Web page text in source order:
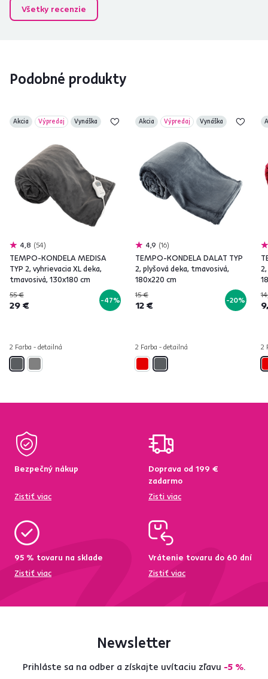
Všetky recenzie
Podobné produkty
Akcia Výpredaj Vynáška
4,8 54
TEMPO-KONDELA MEDISA
TYP 2, vyhrievacia XL deka,
tmavosivá, 130x180 cm
55 €
29 € -47%
2 Farba - detailná
Akcia Výpredaj Vynáška
4,9 16
TEMPO-KONDELA DALAT TYP
2, plyšová deka, tmavosivá,
180x220 cm
15 €
12 € -20%
2 Farba - detailná 2
Bezpečný nákup
Zistiť viac
Doprava od 199 €
zadarmo
Zisti viac
95 % tovaru na sklade
Zistiť viac
Vrátenie tovaru do 60 dní
Zistiť viac
Newsletter
Prihláste sa na odber a získajte uvítaciu zľavu -5 %.